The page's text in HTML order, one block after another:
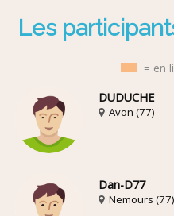
Les
= en
DUDUCHE
Avon (77)
Dan-D77
Nemours (77)